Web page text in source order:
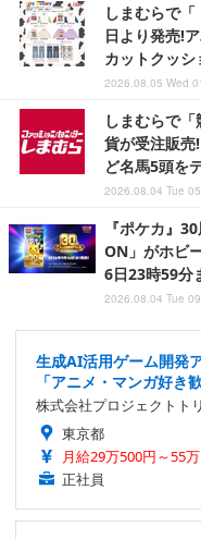
しまむらで
日より発売!
カットクッ
2026.08.05 Wed
しまむらで
貨が受注販売
ど名馬5頭を
2026.08.04 Tue
『ポケカ』
ON」がホビ
6日23時59分
2026.08.04 Tue
生成AI活用ゲーム開発
「アニメ・マンガ好き
株式会社プロジェクトト
東京都
月給29万500円～55
正社員